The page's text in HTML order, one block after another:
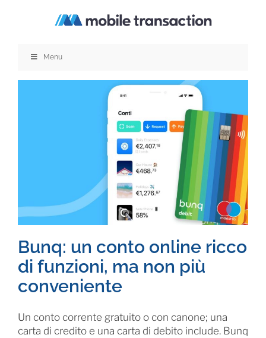
Menu
Bunq: un conto online ricco
di funzioni, ma non più
conveniente
Un conto corrente gratuito o con canone; una
carta di credito e una carta di debito include. Bunq